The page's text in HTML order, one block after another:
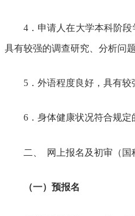
4．申请人在大学本科阶
具有较强的调查研究、分析问
5．外语程度良好，具有
6．身体健康状况符合规
二、 网上报名及初审（国
（一）预报名